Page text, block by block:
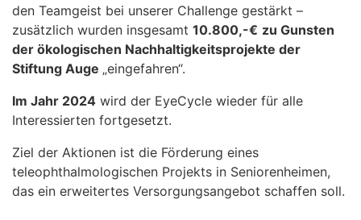
den Teamgeist bei unserer Challenge gestärkt –
zusätzlich wurden insgesamt 10.800,-€ zu Gunsten
der ökologischen Nachhaltigkeitsprojekte der
Stiftung Auge „eingefahren“.
Im Jahr 2024 wird der EyeCycle wieder für alle
Interessierten fortgesetzt.
Ziel der Aktionen ist die Förderung eines
teleophthalmologischen Projekts in Seniorenheimen,
das ein erweitertes Versorgungsangebot schaffen soll.